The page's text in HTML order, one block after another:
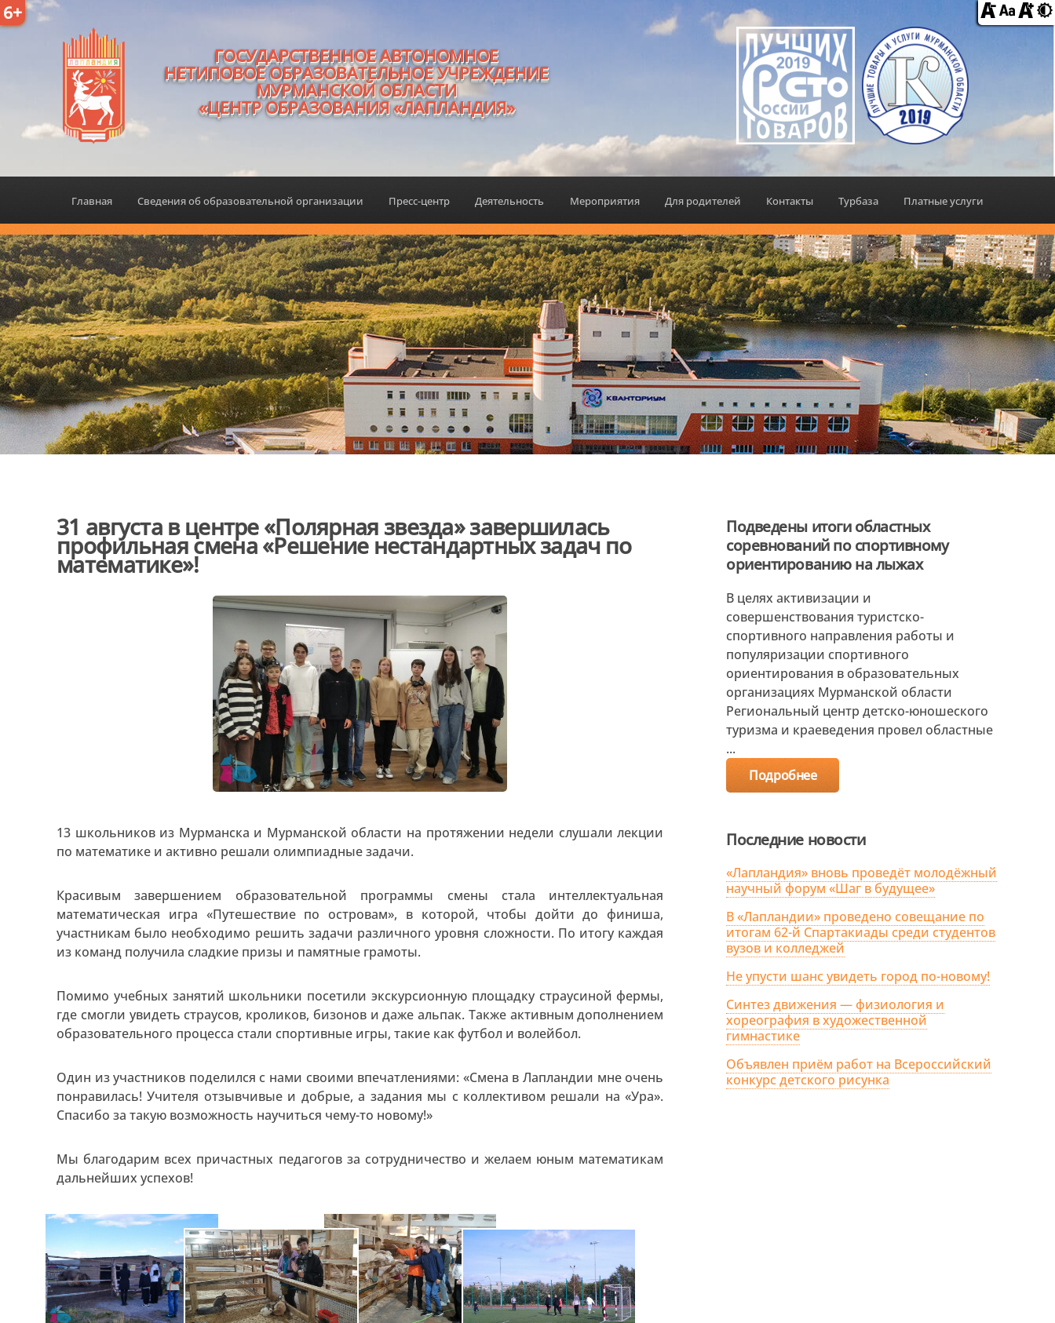
6+
ГОСУДАРСТВЕННОЕ АВТОНОМНОЕ
НЕТИПОВОЕ ОБРАЗОВАТЕЛЬНОЕ УЧРЕЖДЕНИЕ
МУРМАНСКОЙ ОБЛАСТИ
«ЦЕНТР ОБРАЗОВАНИЯ «ЛАПЛАНДИЯ»
Главная Сведения об образовательной организации Пресс-центр Деятельность Мероприятия Для родителей Контакты Турбаза Платные услуги
31 августа в центре «Полярная звезда» завершилась
профильная смена «Решение нестандартных задач по
математике»!
13 школьников из Мурманска и Мурманской области на протяжении недели слушали лекции
по математике и активно решали олимпиадные задачи.
Красивым завершением образовательной программы смены стала интеллектуальная
математическая игра «Путешествие по островам», в которой, чтобы дойти до финиша,
участникам было необходимо решить задачи различного уровня сложности. По итогу каждая
из команд получила сладкие призы и памятные грамоты.
Помимо учебных занятий школьники посетили экскурсионную площадку страусиной фермы,
где смогли увидеть страусов, кроликов, бизонов и даже альпак. Также активным дополнением
образовательного процесса стали спортивные игры, такие как футбол и волейбол.
Один из участников поделился с нами своими впечатлениями: «Смена в Лапландии мне очень
понравилась! Учителя отзывчивые и добрые, а задания мы с коллективом решали на «Ура».
Спасибо за такую возможность научиться чему-то новому!»
Мы благодарим всех причастных педагогов за сотрудничество и желаем юным математикам
дальнейших успехов!
Подведены итоги областных
соревнований по спортивному
ориентированию на лыжах
В целях активизации и
совершенствования туристско-
спортивного направления работы и
популяризации спортивного
ориентирования в образовательных
организациях Мурманской области
Региональный центр детско-юношеского
туризма и краеведения провел областные
...
Подробнее
Последние новости
«Лапландия» вновь проведёт молодёжный
научный форум «Шаг в будущее»
В «Лапландии» проведено совещание по
итогам 62-й Спартакиады среди студентов
вузов и колледжей
Не упусти шанс увидеть город по-новому!
Синтез движения — физиология и
хореография в художественной
гимнастике
Объявлен приём работ на Всероссийский
конкурс детского рисунка